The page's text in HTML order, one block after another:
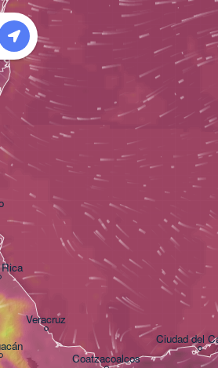
Coatzacoalcos
Ciudad del
Veracruz